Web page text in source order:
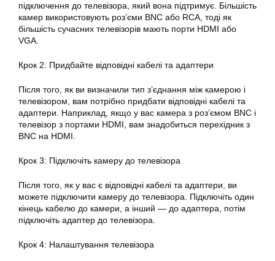
підключення до телевізора, який вона підтримує. Більшість
камер використовують роз’єми BNC або RCA, тоді як
більшість сучасних телевізорів мають порти HDMI або
VGA.
Крок 2: Придбайте відповідні кабелі та адаптери
Після того, як ви визначили тип з’єднання між камерою і
телевізором, вам потрібно придбати відповідні кабелі та
адаптери. Наприклад, якщо у вас камера з роз’ємом BNC і
телевізор з портами HDMI, вам знадобиться перехідник з
BNC на HDMI.
Крок 3: Підключіть камеру до телевізора
Після того, як у вас є відповідні кабелі та адаптери, ви
можете підключити камеру до телевізора. Підключіть один
кінець кабелю до камери, а інший — до адаптера, потім
підключіть адаптер до телевізора.
Крок 4: Налаштування телевізора